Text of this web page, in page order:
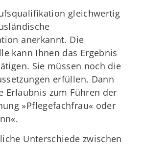
gleichwertig
anerkannt. Die
kann Ihnen das Ergebnis
Sie müssen noch die
erfüllen. Dann
Erlaubnis zum Führen der
»Pflegefachfrau« oder
Unterschiede zwischen